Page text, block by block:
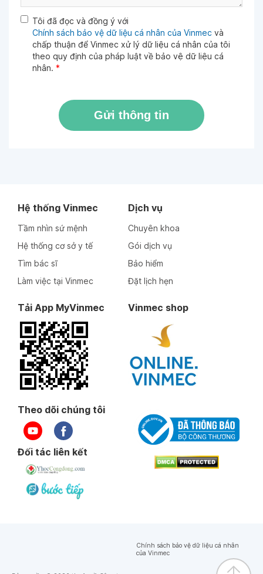
Tôi đã đọc và đồng ý với
Chính sách bảo vệ dữ liệu cá nhân của Vinmec và
chấp thuận để Vinmec xử lý dữ liệu cá nhân của tôi
theo quy định của pháp luật về bảo vệ dữ liệu cá
nhân. *
Gửi thông tin
Hệ thống Vinmec
Tầm nhìn sứ mệnh
Hệ thống cơ sở y tế
Tìm bác sĩ
Làm việc tại Vinmec
Dịch vụ
Chuyên khoa
Gói dịch vụ
Bảo hiểm
Đặt lịch hẹn
Tải App MyVinmec Vinmec shop
Theo dõi chúng tôi
Đối tác liên kết
Chính sách bảo vệ dữ liệu cá nhân
của Vinmec